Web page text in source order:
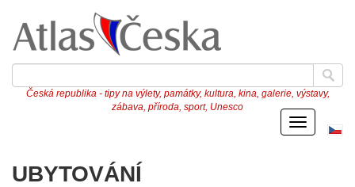
Česká republika - tipy na výlety, památky, kultura, kina, galerie, výstavy,
zábava, příroda, sport, Unesco
Menu
UBYTOVÁNÍ